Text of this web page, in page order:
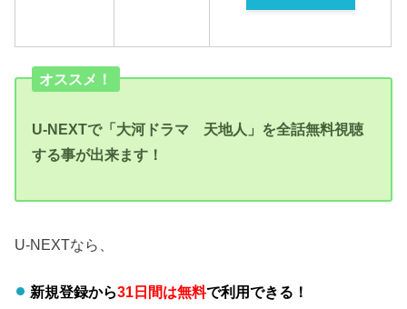
オススメ！
U-NEXTで「大河ドラマ 天地人」を全話無料視聴
する事が出来ます！
U-NEXTなら、
新規登録から31日間は無料で利用できる！